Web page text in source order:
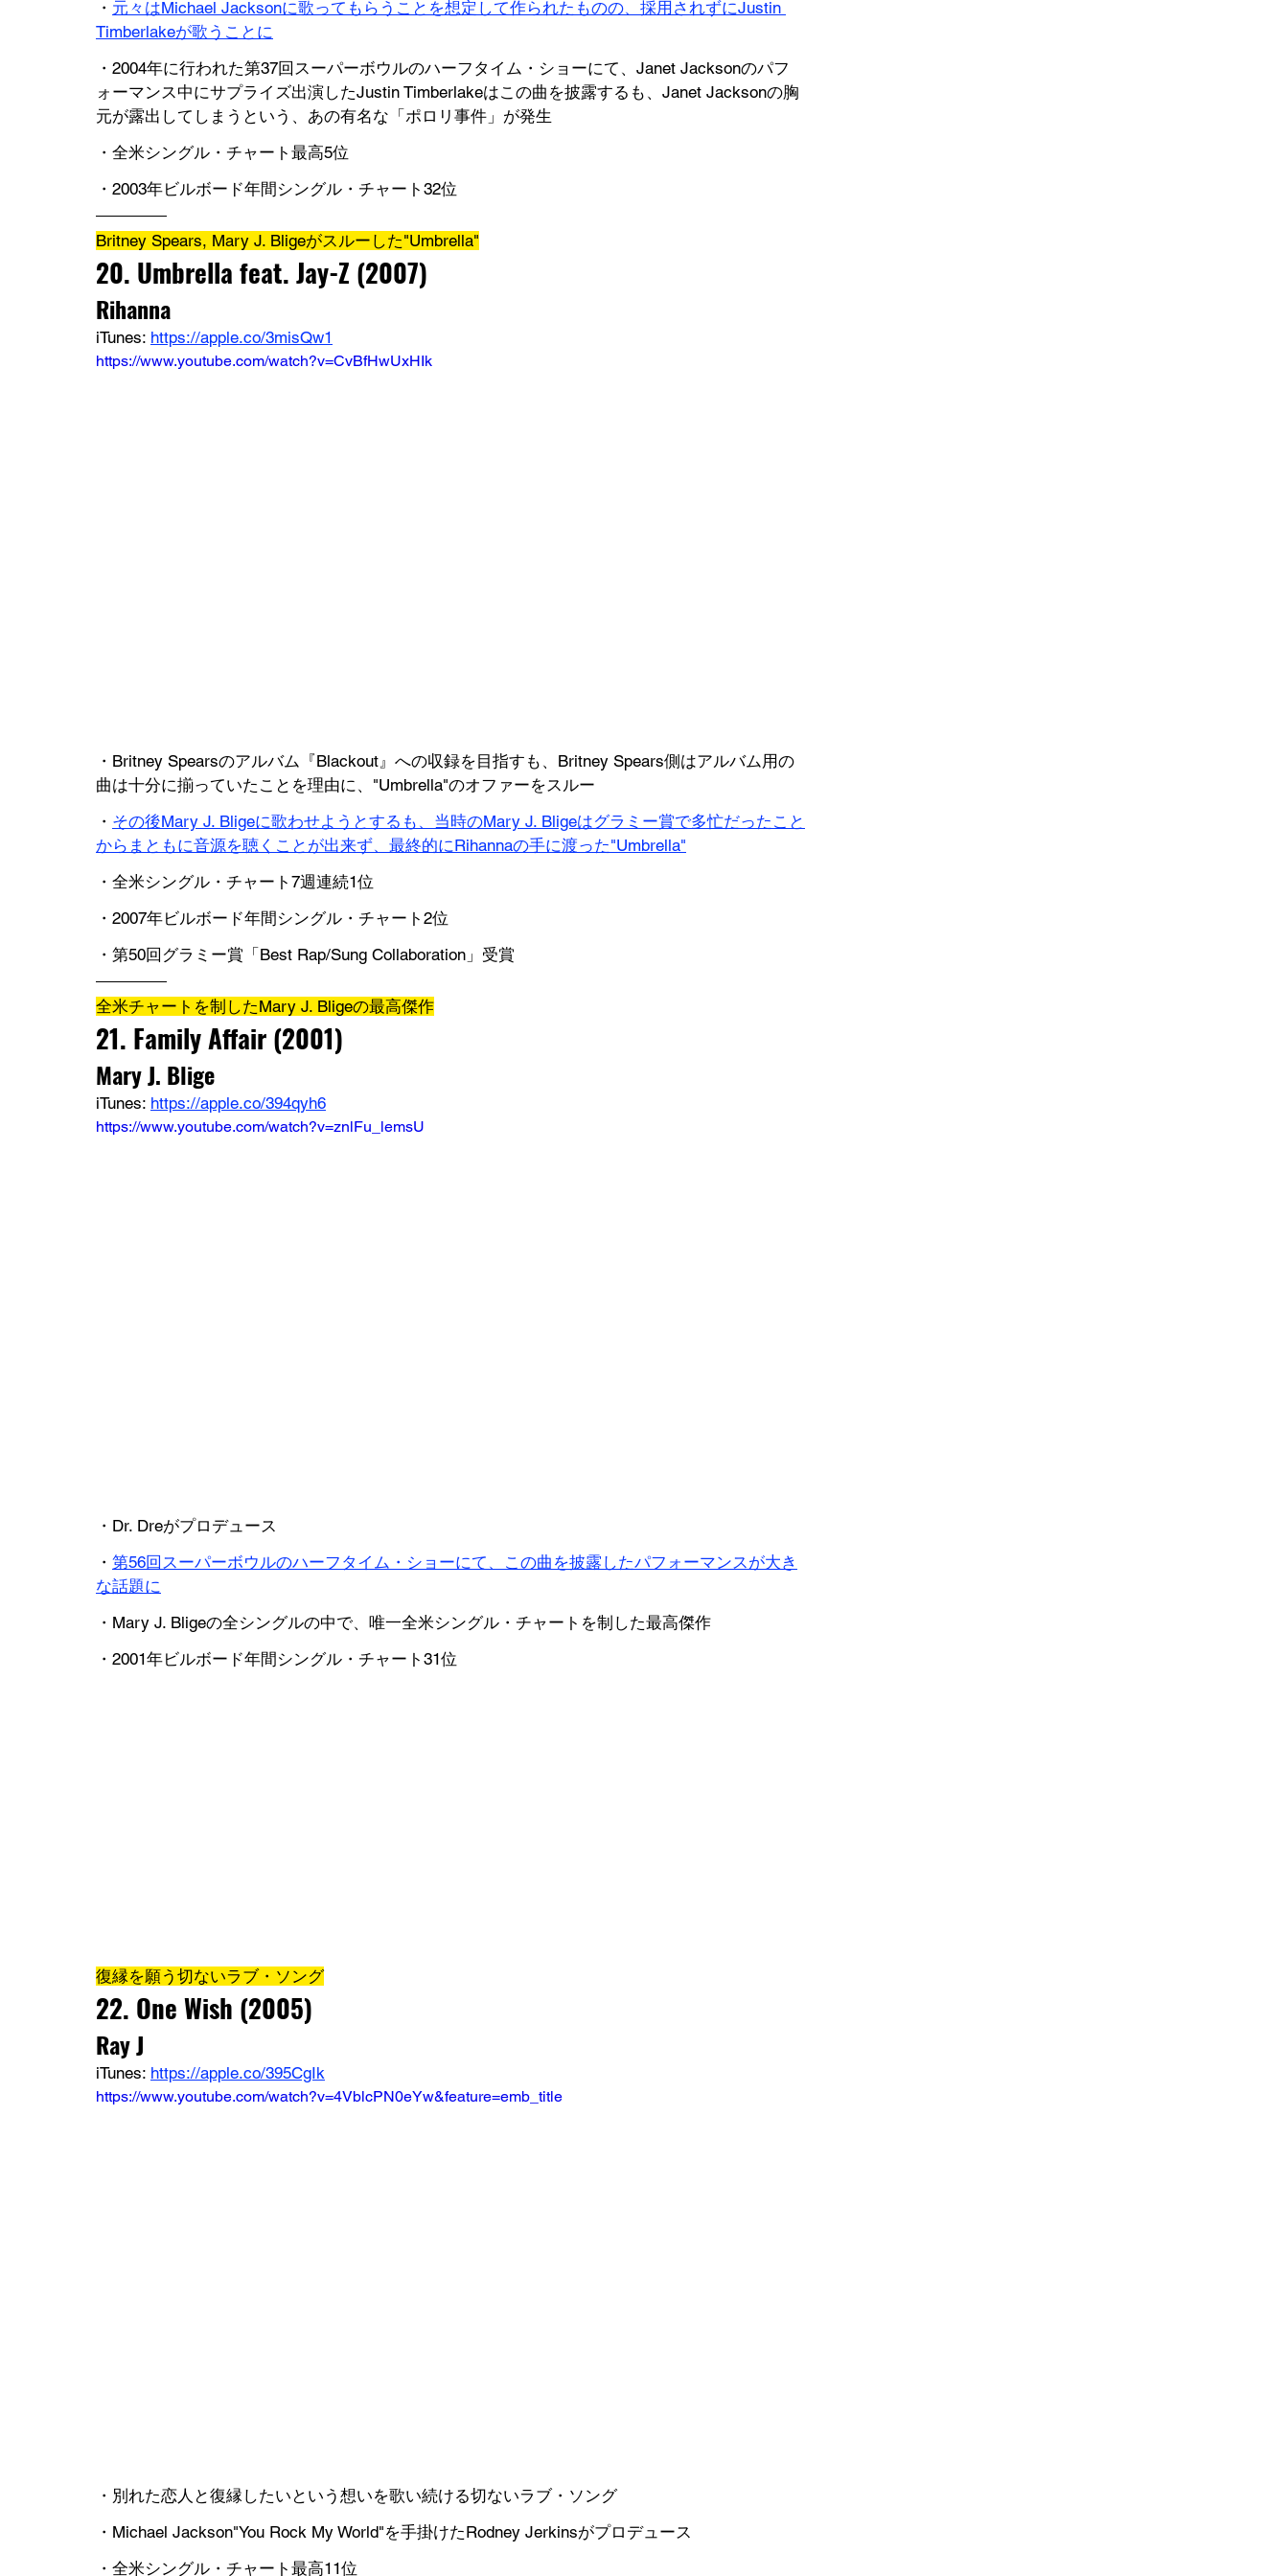
・ 元々はMichael Jacksonに歌ってもらうことを想定して作られたものの、採用されずにJustin
Timberlakeが歌うことに
・2004年に行われた第37回スーパーボウルのハーフタイム・ショーにて、Janet Jacksonのパフ
ォーマンス中にサプライズ出演したJustin Timberlakeはこの曲を披露するも、Janet Jacksonの胸
元が露出してしまうという、あの有名な「ポロリ事件」が発生
・全米シングル・チャート最高5位
・2003年ビルボード年間シングル・チャート32位
Britney Spears, Mary J. Bligeがスルーした"Umbrella"
20. Umbrella feat. Jay-Z (2007)
Rihanna
iTunes: https://apple.co/3misQw1
https://www.youtube.com/watch?v=CvBfHwUxHIk
・Britney Spearsのアルバム『Blackout』への収録を目指すも、Britney Spears側はアルバム用の
曲は十分に揃っていたことを理由に、"Umbrella"のオファーをスルー
・ その後Mary J. Bligeに歌わせようとするも、当時のMary J. Bligeはグラミー賞で多忙だったこと
からまともに音源を聴くことが出来ず、最終的にRihannaの手に渡った"Umbrella"
・全米シングル・チャート7週連続1位
・2007年ビルボード年間シングル・チャート2位
・第50回グラミー賞「Best Rap/Sung Collaboration」受賞
全米チャートを制したMary J. Bligeの最高傑作
21. Family Affair (2001)
Mary J. Blige
iTunes: https://apple.co/394qyh6
https://www.youtube.com/watch?v=znlFu_lemsU
・Dr. Dreがプロデュース
・ 第56回スーパーボウルのハーフタイム・ショーにて、この曲を披露したパフォーマンスが大き
な話題に
・Mary J. Bligeの全シングルの中で、唯一全米シングル・チャートを制した最高傑作
・2001年ビルボード年間シングル・チャート31位
復縁を願う切ないラブ・ソング
22. One Wish (2005)
Ray J
iTunes: https://apple.co/395CgIk
https://www.youtube.com/watch?v=4VblcPN0eYw&feature=emb_title
・別れた恋人と復縁したいという想いを歌い続ける切ないラブ・ソング
・Michael Jackson"You Rock My World"を手掛けたRodney Jerkinsがプロデュース
・全米シングル・チャート最高11位